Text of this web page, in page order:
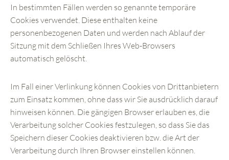
In bestimmten Fällen werden so genannte temporäre
Cookies verwendet. Diese enthalten keine
personenbezogenen Daten und werden nach Ablauf der
Sitzung mit dem Schließen Ihres Web-Browsers
automatisch gelöscht.
Im Fall einer Verlinkung können Cookies von Drittanbietern
zum Einsatz kommen, ohne dass wir Sie ausdrücklich darauf
hinweisen können. Die gängigen Browser erlauben es, die
Verarbeitung solcher Cookies festzulegen, so dass Sie das
Speichern dieser Cookies deaktivieren bzw. die Art der
Verarbeitung durch Ihren Browser einstellen können.